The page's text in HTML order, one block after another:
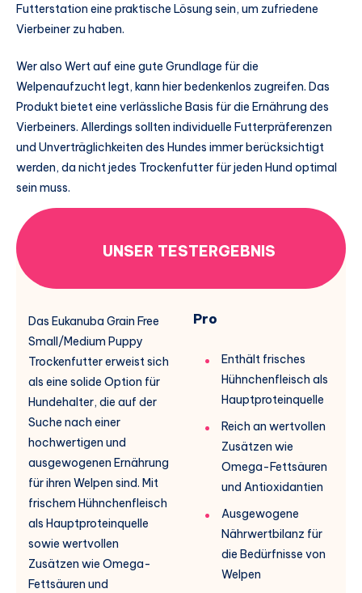
Futterstation eine praktische Lösung sein, um zufriedene
Vierbeiner zu haben.
Wer also Wert auf eine gute Grundlage für die
Welpenaufzucht legt, kann hier bedenkenlos zugreifen. Das
Produkt bietet eine verlässliche Basis für die Ernährung des
Vierbeiners. Allerdings sollten individuelle Futterpräferenzen
und Unverträglichkeiten des Hundes immer berücksichtigt
werden, da nicht jedes Trockenfutter für jeden Hund optimal
sein muss.
UNSER TESTERGEBNIS
Das Eukanuba Grain Free
Small/Medium Puppy
Trockenfutter erweist sich
als eine solide Option für
Hundehalter, die auf der
Suche nach einer
hochwertigen und
ausgewogenen Ernährung
für ihren Welpen sind. Mit
frischem Hühnchenfleisch
als Hauptproteinquelle
sowie wertvollen
Zusätzen wie Omega-
Fettsäuren und
Pro
Enthält frisches
Hühnchenfleisch als
Hauptproteinquelle
Reich an wertvollen
Zusätzen wie
Omega-Fettsäuren
und Antioxidantien
Ausgewogene
Nährwertbilanz für
die Bedürfnisse von
Welpen